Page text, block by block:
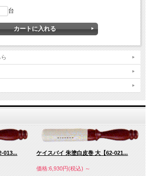
台
013... ケイスバイ 朱塗白皮巻 大【62-021...
価格:6,930円(税込)～